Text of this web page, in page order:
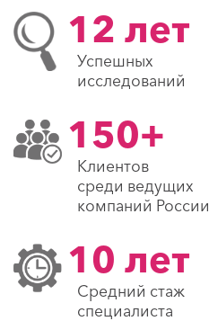
12 лет
Успешных
исследований
150+
Клиентов
среди ведущих
компаний России
10 лет
Средний стаж
специалиста